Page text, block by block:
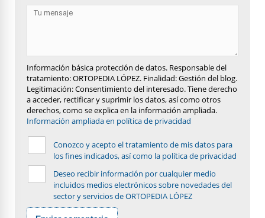
Información básica protección de datos. Responsable del
tratamiento: ORTOPEDIA LÓPEZ. Finalidad: Gestión del blog.
Legitimación: Consentimiento del interesado. Tiene derecho
a acceder, rectificar y suprimir los datos, así como otros
derechos, como se explica en la información ampliada.
Información ampliada en política de privacidad
Conozco y acepto el tratamiento de mis datos para
los fines indicados, así como la política de privacidad
Deseo recibir información por cualquier medio
incluidos medios electrónicos sobre novedades del
sector y servicios de ORTOPEDIA LÓPEZ